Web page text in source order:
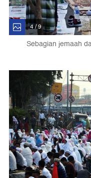
4 / 9
Sebagian jemaah